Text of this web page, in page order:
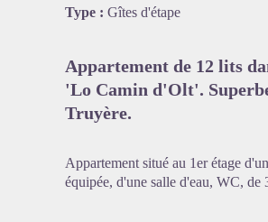
Type : Gîtes d'étape
Appartement de 12 lits
'Lo Camin d'Olt'.
Truyère.
Appartement situé au 1er étage
équipée, d'une salle d'eau, WC, de